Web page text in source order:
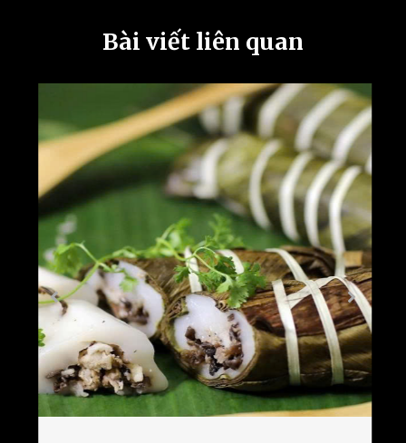
Bài viết liên quan